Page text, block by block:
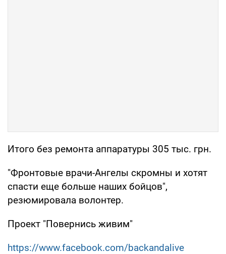
Итого без ремонта аппаратуры 305 тыс. грн.
"Фронтовые врачи-Ангелы скромны и хотят
спасти еще больше наших бойцов",
резюмировала волонтер.
Проект "Повернись живим"
https://www.facebook.com/backandalive